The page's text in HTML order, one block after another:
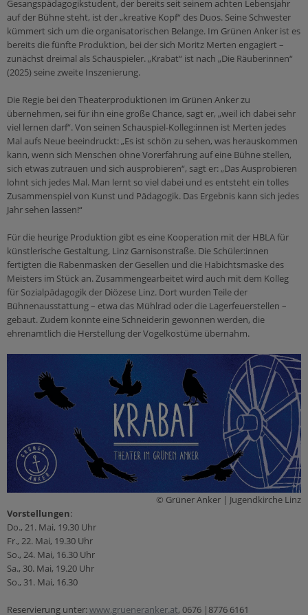
Gesangspädagogikstudent, der bereits seit seinem achten Lebensjahr
auf der Bühne steht, ist der „kreative Kopf“ des Duos. Seine Schwester
kümmert sich um die organisatorischen Belange. Im Grünen Anker ist es
bereits die fünfte Produktion, bei der sich Moritz Merten engagiert –
zunächst dreimal als Schauspieler. „Krabat“ ist nach „Die Räuberinnen“
(2025) seine zweite Inszenierung.
Die Regie bei den Theaterproduktionen im Grünen Anker zu
übernehmen, sei für ihn eine große Chance, sagt er, „weil ich dabei sehr
viel lernen darf“. Von seinen Schauspiel-Kolleg:innen ist Merten jedes
Mal aufs Neue beeindruckt: „Es ist schön zu sehen, was herauskommen
kann, wenn sich Menschen ohne Vorerfahrung auf eine Bühne stellen,
sich etwas zutrauen und sich ausprobieren“, sagt er: „Das Ausprobieren
lohnt sich jedes Mal. Man lernt so viel dabei und es entsteht ein tolles
Zusammenspiel von Kunst und Pädagogik. Das Ergebnis kann sich jedes
Jahr sehen lassen!“
Für die heurige Produktion gibt es eine Kooperation mit der HBLA für
künstlerische Gestaltung, Linz Garnisonstraße. Die Schüler:innen
fertigten die Rabenmasken der Gesellen und die Habichtsmaske des
Meisters im Stück an. Zusammengearbeitet wird auch mit dem Kolleg
für Sozialpädagogik der Diözese Linz. Dort wurden Teile der
Bühnenausstattung – etwa das Mühlrad oder die Lagerfeuerstellen –
gebaut. Zudem konnte eine Schneiderin gewonnen werden, die
ehrenamtlich die Herstellung der Vogelkostüme übernahm.
© Grüner Anker | Jugendkirche Linz
Vorstellungen:
Do., 21. Mai, 19.30 Uhr
Fr., 22. Mai, 19.30 Uhr
So., 24. Mai, 16.30 Uhr
Sa., 30. Mai, 19.20 Uhr
So., 31. Mai, 16.30
Reservierung unter:www.grueneranker.at, 0676 |8776 6161